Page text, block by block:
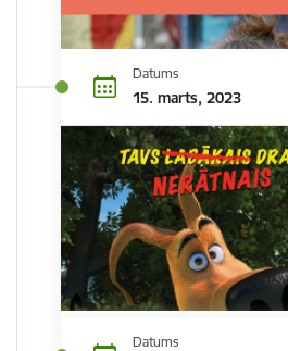
Datums
15. marts, 2023
Datums